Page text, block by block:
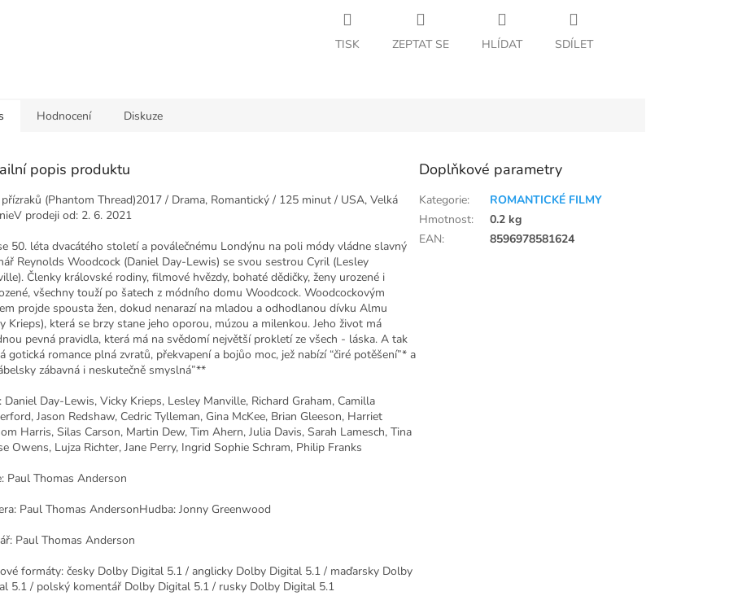
TISK ZEPTAT SE HLÍDAT SDÍLET
Hodnocení Diskuze
popis produktu
(Phantom Thread)2017 / Drama, Romantický / 125 minut / USA, Velká
prodeji od: 2. 6. 2021
50. léta dvacátého století a poválečnému Londýnu na poli módy vládne slavný
Reynolds Woodcock (Daniel Day-Lewis) se svou sestrou Cyril (Lesley
Členky královské rodiny, filmové hvězdy, bohaté dědičky, ženy urozené i
všechny touží po šatech z módního domu Woodcock. Woodcockovým
projde spousta žen, dokud nenarazí na mladou a odhodlanou dívku Almu
Krieps), která se brzy stane jeho oporou, múzou a milenkou. Jeho život má
pevná pravidla, která má na svědomí největší prokletí ze všech - láska. A tak
gotická romance plná zvratů, překvapení a bojůo moc, jež nabízí “čiré potěšení”* a
zábavná i neskutečně smyslná”**
Daniel Day-Lewis, Vicky Krieps, Lesley Manville, Richard Graham, Camilla
Jason Redshaw, Cedric Tylleman, Gina McKee, Brian Gleeson, Harriet
Harris, Silas Carson, Martin Dew, Tim Ahern, Julia Davis, Sarah Lamesch, Tina
Owens, Lujza Richter, Jane Perry, Ingrid Sophie Schram, Philip Franks
Paul Thomas Anderson
Paul Thomas AndersonHudba: Jonny Greenwood
Paul Thomas Anderson
formáty: česky Dolby Digital 5.1 / anglicky Dolby Digital 5.1 / maďarsky Dolby
5.1 / polský komentář Dolby Digital 5.1 / rusky Dolby Digital 5.1
Doplňkové parametry
Kategorie:
ROMANTICKÉ FILMY
Hmotnost:
0.2 kg
EAN: 8596978581624